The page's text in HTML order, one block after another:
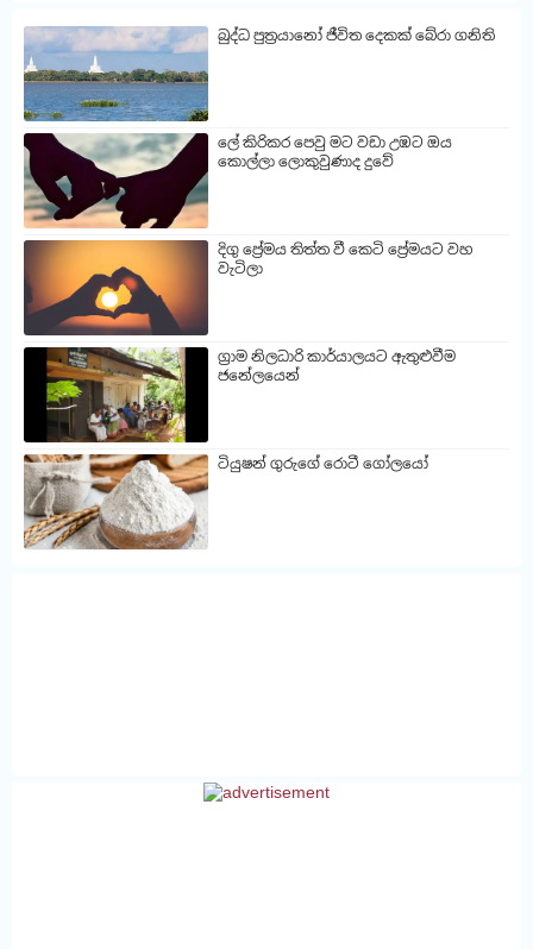
බුද්ධ පුත්‍රයානෝ ජීවිත දෙකක් බේරා ගනිති
ලේ කිරිකර පෙවු මට වඩා උඹට ඔය
කොල්ලා ලොකුවුණාද දුවේ
දිගු ප්‍රේමය තිත්ත වී කෙටි ප්‍රේමයට වහ
වැටිලා
ග්‍රාම නිලධාරි කාර්යාලයට ඇතුළුවීම
ජනේලයෙන්
ටියුෂන් ගුරුගේ රොටී ගෝලයෝ